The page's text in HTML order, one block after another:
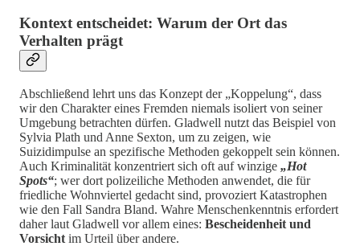
Kontext entscheidet: Warum der Ort das
Verhalten prägt
Abschließend lehrt uns das Konzept der „Koppelung“, dass
wir den Charakter eines Fremden niemals isoliert von seiner
Umgebung betrachten dürfen. Gladwell nutzt das Beispiel von
Sylvia Plath und Anne Sexton, um zu zeigen, wie
Suizidimpulse an spezifische Methoden gekoppelt sein können.
Auch Kriminalität konzentriert sich oft auf winzige „Hot
Spots“; wer dort polizeiliche Methoden anwendet, die für
friedliche Wohnviertel gedacht sind, provoziert Katastrophen
wie den Fall Sandra Bland. Wahre Menschenkenntnis erfordert
daher laut Gladwell vor allem eines: Bescheidenheit und
Vorsicht im Urteil über andere.